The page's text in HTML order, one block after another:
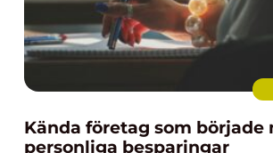
Kända företag som började
personliga besparingar